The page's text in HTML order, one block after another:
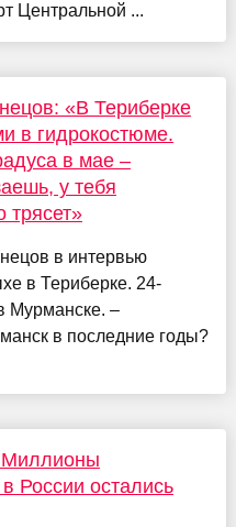
Центральной ...
«В Териберке
в гидрокостюме.
в мае –
у тебя
трясет»
в интервью
в Териберке. 24-
Мурманске. –
в последние годы?
Миллионы
России остались